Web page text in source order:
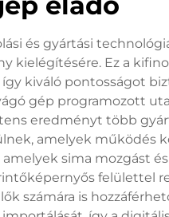
és gyártási
kielégítésére. Ez a
kiváló pontosságot
gép programozott
eredményt több
amelyek működés
sima mozgást
felülettel
számára is